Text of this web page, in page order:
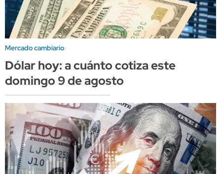
Mercado cambiario
Dólar hoy: a cuánto cotiza este
domingo 9 de agosto